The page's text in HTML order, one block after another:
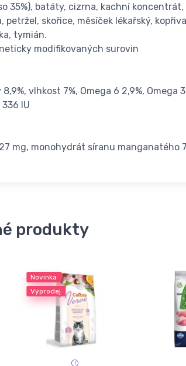
35%), batáty, cizrna, kachní
skořice, měsíček lékařský,
tymián.
modifikovaných surovin
vlhkost 7%, Omega 6 2,9%,
IU
mg, monohydrát síranu manganatého
produkty
Novinka
Výprodej